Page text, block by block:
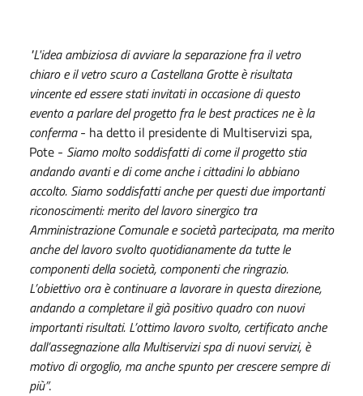
"L'idea ambiziosa di avviare la separazione fra il vetro
chiaro e il vetro scuro a Castellana Grotte è risultata
vincente ed essere stati invitati in occasione di questo
evento a parlare del progetto fra le best practices ne è la
conferma- ha detto il presidente di Multiservizi spa,
Pote - Siamo molto soddisfatti di come il progetto stia
andando avanti e di come anche i cittadini lo abbiano
accolto. Siamo soddisfatti anche per questi due importanti
riconoscimenti: merito del lavoro sinergico tra
Amministrazione Comunale e società partecipata, ma merito
anche del lavoro svolto quotidianamente da tutte le
componenti della società, componenti che ringrazio.
L’obiettivo ora è continuare a lavorare in questa direzione,
andando a completare il già positivo quadro con nuovi
importanti risultati. L’ottimo lavoro svolto, certificato anche
dall’assegnazione alla Multiservizi spa di nuovi servizi, è
motivo di orgoglio, ma anche spunto per crescere sempre di
più”.